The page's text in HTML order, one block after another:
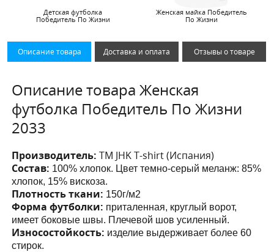
Детская футболка
Победитель По Жизни
Женская майка Победитель
По Жизни
Описание товара Доставка и оплата Отзывы о товаре
Описание товара Женская
футболка Победитель По Жизни
2033
Производитель:ТМ JHK T-shirt (Испания)
Состав: 100% хлопок. Цвет темно-серый меланж: 85%
хлопок, 15% вискоза.
Плотность ткани: 150г/м2
Форма футболки: приталенная, круглый ворот,
имеет боковые швы. Плечевой шов усиленный.
Износостойкость: изделие выдерживает более 60
стирок.